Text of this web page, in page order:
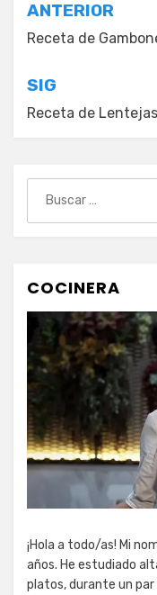
Navegación
de
entradas
ANTERIOR
Receta de
SIG
Receta de
COCINERA
¡Hola a todo/as! Mi
años. He estudiado
platos, durante un par